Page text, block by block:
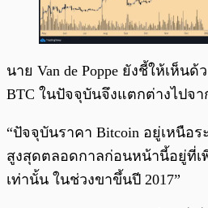
นาย Van de Poppe ยังชี้ให้เห็น
BTC ในปัจจุบันจึงแตกต่างไปจ
“ปัจจุบันราคา Bitcoin อยู่เหนือร
สูงสุดตลอดกาลก่อนหน้านี้อยู่ที่เ
เท่านั้น ในช่วงขาขึ้นปี 2017”